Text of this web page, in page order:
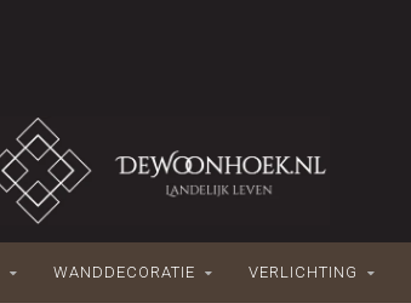
WANDDECORATIE VERLICHTING